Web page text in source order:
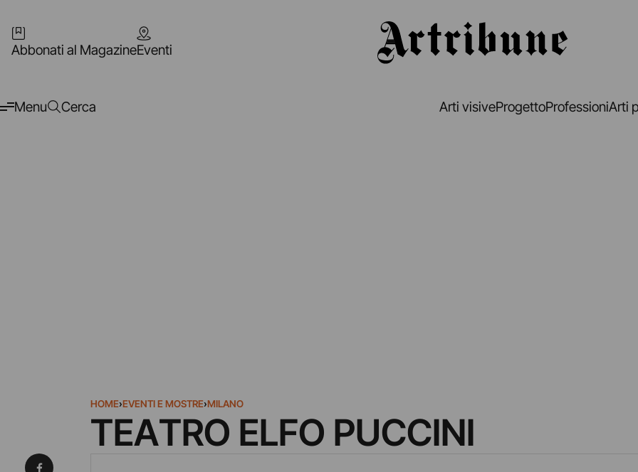
Abbonati al MagazineEventi
Menu Cerca Arti visiveProgettoProfessioniArti
HOME›EVENTI E MOSTRE›MILANO
TEATRO ELFO PUCCINI
Condividi su Facebook